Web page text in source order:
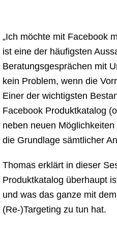
„Ich möchte mit Facebook
ist eine der häufigsten
Beratungsgesprächen mit
kein Problem, wenn die
Einer der wichtigsten
Facebook Produktkatalog
neben neuen
die Grundlage sämtlicher
Thomas erklärt in dieser
Produktkatalog überhaupt
und was das ganze mit
(Re-)Targeting zu tun hat.